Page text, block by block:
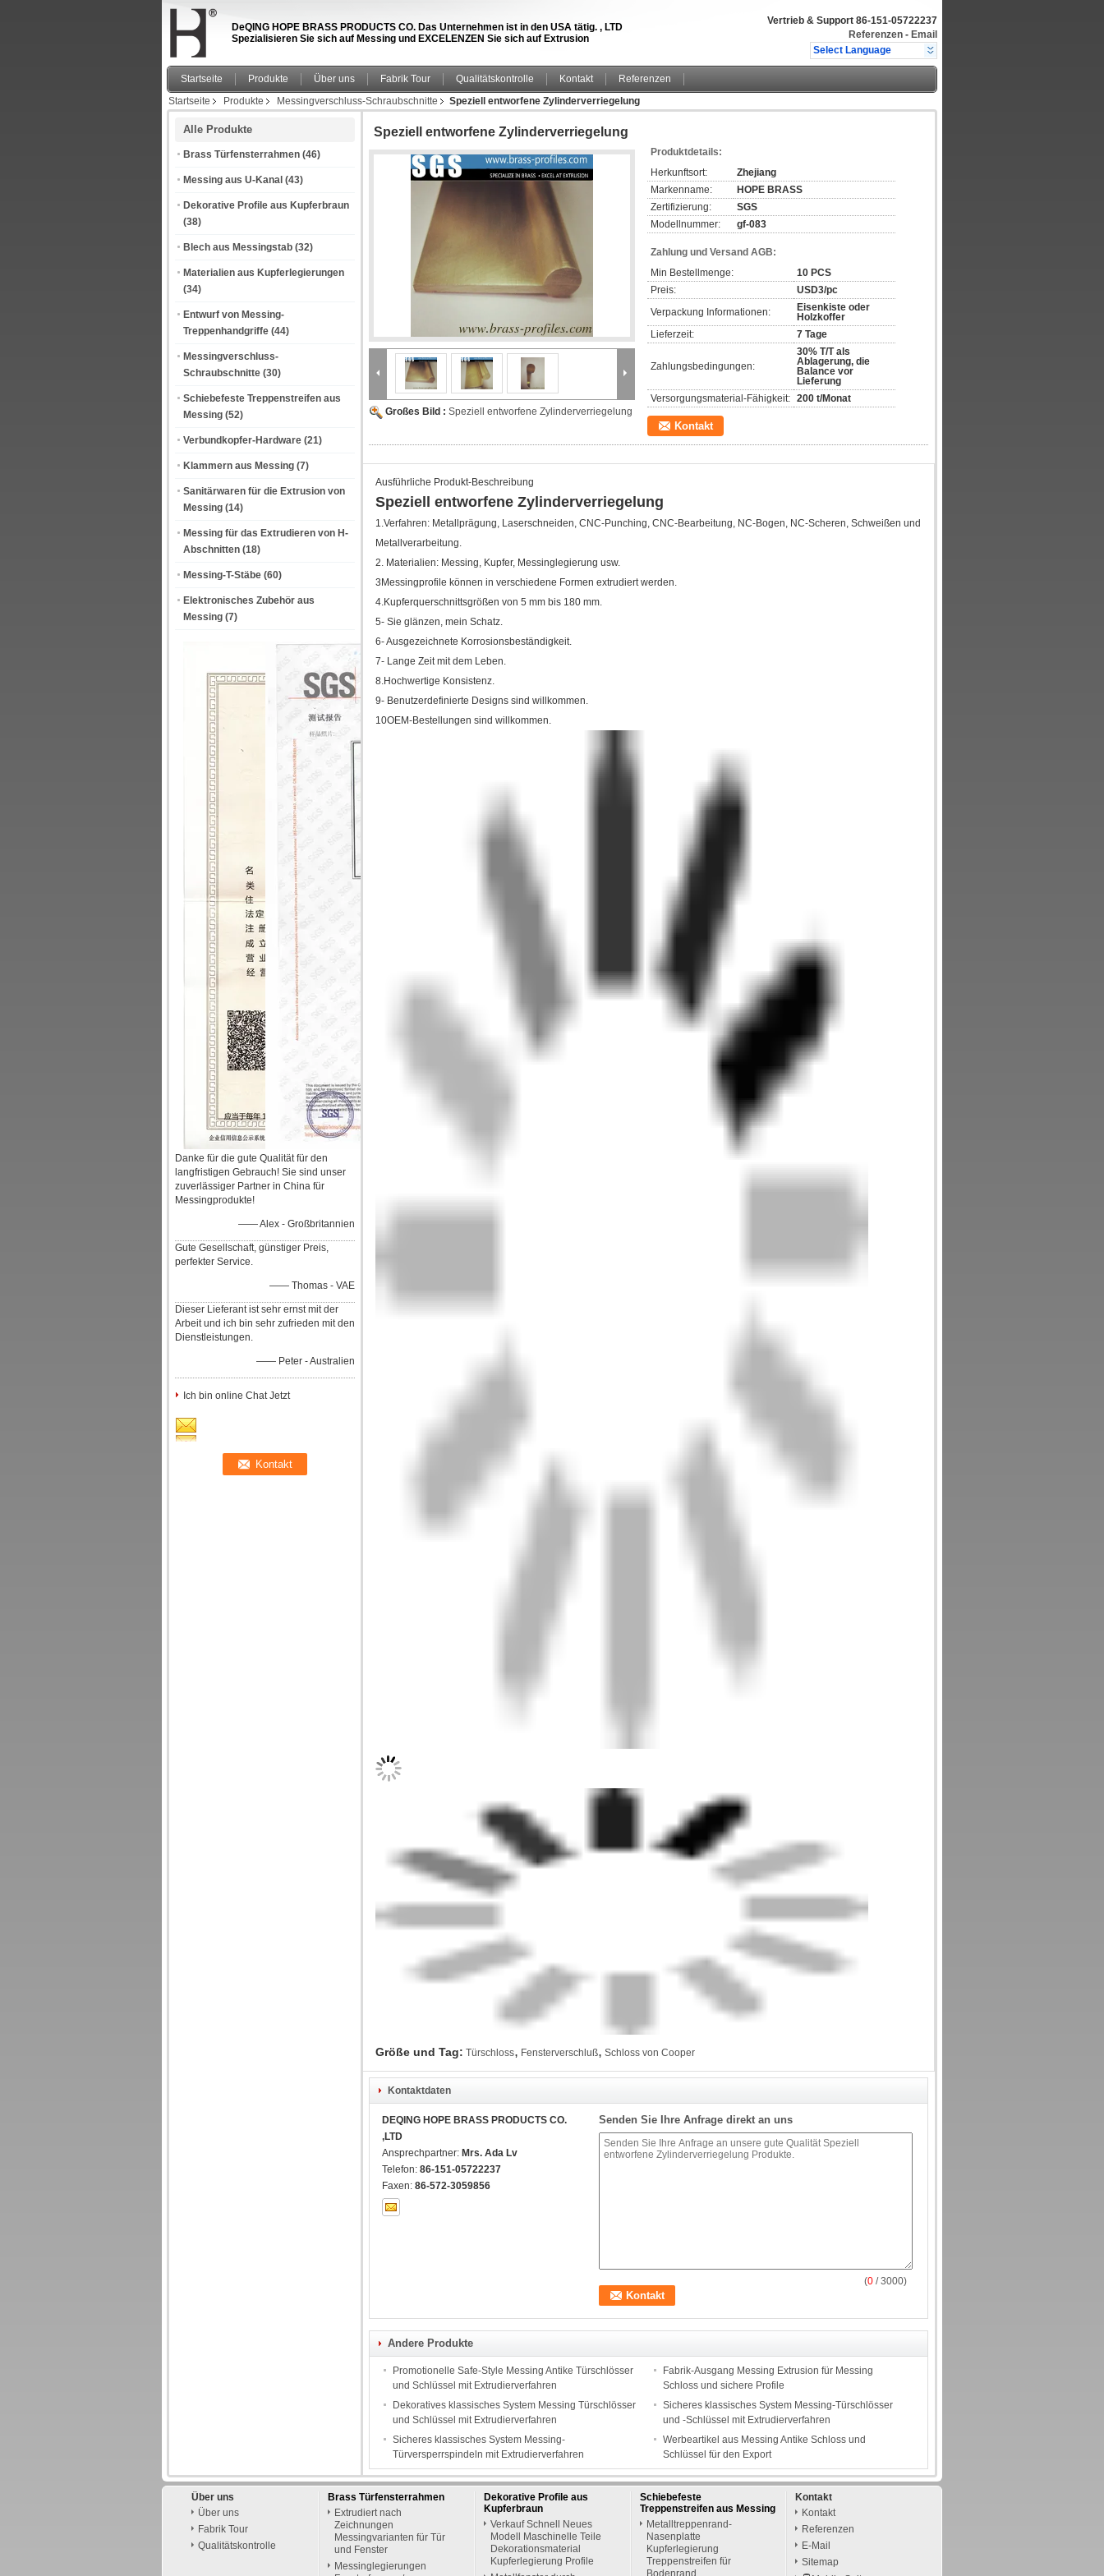
DeQING HOPE BRASS PRODUCTS CO. Das Unternehmen ist in den USA tätig. , LTD
Spezialisieren Sie sich auf Messing und EXCELENZEN Sie sich auf Extrusion
Vertrieb & Support 86-151-05722237
Referenzen - Email
Select Language
Startseite Produkte Über uns Fabrik Tour Qualitätskontrolle Kontakt
Referenzen
Startseite
Produkte Messingverschluss-Schraubschnitte Speziell entworfene Zylinderverriegelung
Alle Produkte
Brass Türfensterrahmen (46)
Messing aus U-Kanal (43)
Dekorative Profile aus Kupferbraun
(38)
Blech aus Messingstab (32)
Materialien aus Kupferlegierungen
(34)
Entwurf von Messing-
Treppenhandgriffe (44)
Messingverschluss-
Schraubschnitte (30)
Schiebefeste Treppenstreifen aus
Messing (52)
Verbundkopfer-Hardware (21)
Klammern aus Messing (7)
Sanitärwaren für die Extrusion von
Messing (14)
Messing für das Extrudieren von H-
Abschnitten (18)
Messing-T-Stäbe (60)
Elektronisches Zubehör aus
Messing (7)
Danke für die gute Qualität für den
langfristigen Gebrauch! Sie sind unser
zuverlässiger Partner in China für
Messingprodukte!
—— Alex - Großbritannien
Gute Gesellschaft, günstiger Preis,
perfekter Service.
—— Thomas - VAE
Dieser Lieferant ist sehr ernst mit der
Arbeit und ich bin sehr zufrieden mit den
Dienstleistungen.
—— Peter - Australien
Ich bin online Chat Jetzt
Speziell entworfene Zylinderverriegelung
Großes Bild : Speziell entworfene Zylinderverriegelung
Produktdetails:
Herkunftsort:
Zhejiang
Markenname:
HOPE BRASS
Zertifizierung:
SGS
Modellnummer:
gf-083
Zahlung und Versand AGB:
Min Bestellmenge:
10 PCS
Preis:
USD3/pc
Verpackung Informationen:
Eisenkiste oder
Holzkoffer
Lieferzeit:
7 Tage
Zahlungsbedingungen:
30% T/T als
Ablagerung, die
Balance vor
Lieferung
Versorgungsmaterial-Fähigkeit: 200 t/Monat
Kontakt
Ausführliche Produkt-Beschreibung
Speziell entworfene Zylinderverriegelung
1.Verfahren: Metallprägung, Laserschneiden, CNC-Punching, CNC-Bearbeitung, NC-Bogen, NC-Scheren, Schweißen und
Metallverarbeitung.
2. Materialien: Messing, Kupfer, Messinglegierung usw.
3Messingprofile können in verschiedene Formen extrudiert werden.
4.Kupferquerschnittsgrößen von 5 mm bis 180 mm.
5- Sie glänzen, mein Schatz.
6- Ausgezeichnete Korrosionsbeständigkeit.
7- Lange Zeit mit dem Leben.
8.Hochwertige Konsistenz.
9- Benutzerdefinierte Designs sind willkommen.
10OEM-Bestellungen sind willkommen.
Größe und Tag: Türschloss, Fensterverschluß, Schloss von Cooper
Kontaktdaten
DEQING HOPE BRASS PRODUCTS CO.
,LTD
Ansprechpartner: Mrs. Ada Lv
Telefon: 86-151-05722237
Faxen: 86-572-3059856
Senden Sie Ihre Anfrage direkt an uns
(0 / 3000)
Andere Produkte
Promotionelle Safe-Style Messing Antike Türschlösser
und Schlüssel mit Extrudierverfahren
Fabrik-Ausgang Messing Extrusion für Messing
Schloss und sichere Profile
Dekoratives klassisches System Messing Türschlösser
und Schlüssel mit Extrudierverfahren
Sicheres klassisches System Messing-Türschlösser
und -Schlüssel mit Extrudierverfahren
Sicheres klassisches System Messing-
Türversperrspindeln mit Extrudierverfahren
Werbeartikel aus Messing Antike Schloss und
Schlüssel für den Export
Über uns
Über uns
Fabrik Tour
Qualitätskontrolle
Brass Türfensterrahmen
Extrudiert nach
Zeichnungen
Messingvarianten für Tür
und Fenster
Messinglegierungen
Dekorative Profile aus
Kupferbraun
Verkauf Schnell Neues
Modell Maschinelle Teile
Dekorationsmaterial
Kupferlegierung Profile
Schiebefeste
Treppenstreifen aus Messing
Metalltreppenrand-
Nasenplatte
Kupferlegierung
Treppenstreifen für
Bodenrand
Kontakt
Kontakt
Referenzen
E-Mail
Sitemap